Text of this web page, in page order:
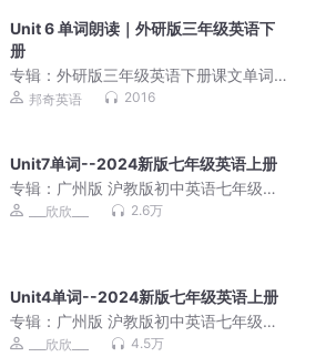
Unit 6 单词朗读｜外研版三年级英语下
册
专辑：外研版三年级英语下册课文单词
朗读邦奇英语 2016
Unit7单词--2024新版七年级英语上册
专辑： 广州版 沪教版初中英语七年级上
册2024新版+旧版
___欣欣___ 2.6万
Unit4单词--2024新版七年级英语上册
专辑： 广州版 沪教版初中英语七年级上
册 课本配套音频
___欣欣___ 4.5万